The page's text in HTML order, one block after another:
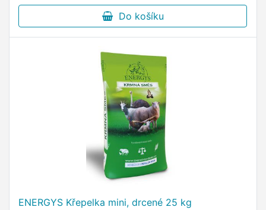
dveřní zárubeň6 dvojhrotů ve tvaru písmene H6
bílých krytů5 vypínacích lan se smyčkou16
kolíkůmodulární a propojitelné s jinými sítěmi
stejného typuodolné vůči nepřízni
počasípřizpůsobená síťovina ve spodní části
poskytuje MAXIMÁLNÍ BEZPEČÍ a zabraňuje
Do košíku
ENERGYS Křepelka mini, drcené 25 kg